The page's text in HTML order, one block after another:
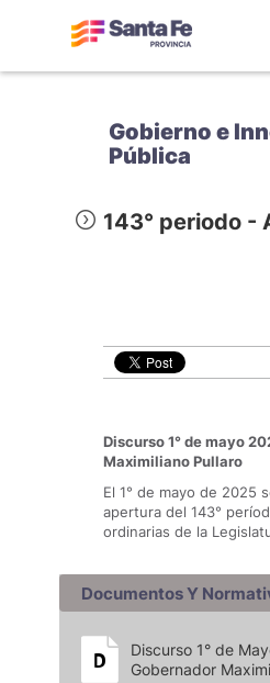
Gobierno e
Pública
143° periodo -
Discurso 1° de mayo
Maximiliano Pullaro
El 1° de mayo de 2025
apertura del 143°
ordinarias de la
Documentos Y
Discurso 1° de
Gobernador